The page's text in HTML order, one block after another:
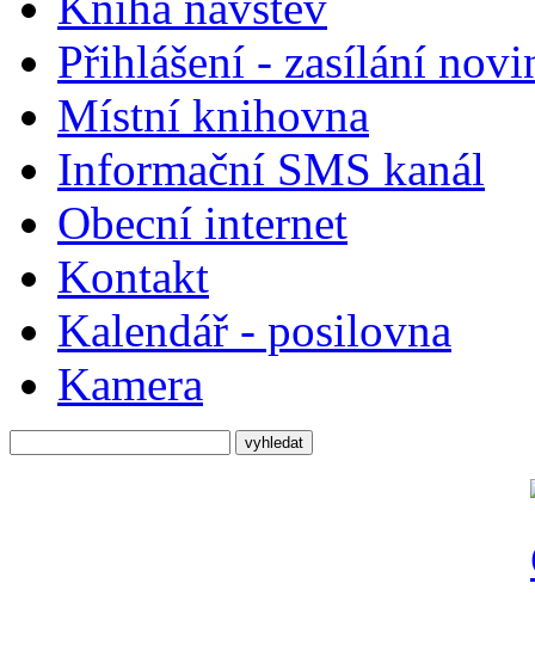
Přihlášení - zasílání
Místní knihovna
Informační SMS kanál
Obecní internet
Kontakt
Kalendář - posilovna
Kamera